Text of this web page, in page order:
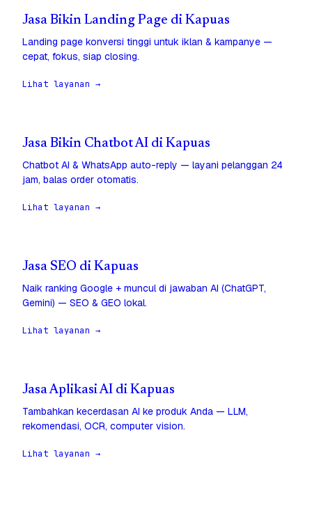
Jasa Bikin Landing Page di Kapuas
Landing page konversi tinggi untuk iklan & kampanye —
cepat, fokus, siap closing.
Lihat layanan →
Jasa Bikin Chatbot AI di Kapuas
Chatbot AI & WhatsApp auto-reply — layani pelanggan 24
jam, balas order otomatis.
Lihat layanan →
Jasa SEO di Kapuas
Naik ranking Google + muncul di jawaban AI (ChatGPT,
Gemini) — SEO & GEO lokal.
Lihat layanan →
Jasa Aplikasi AI di Kapuas
Tambahkan kecerdasan AI ke produk Anda — LLM,
rekomendasi, OCR, computer vision.
Lihat layanan →